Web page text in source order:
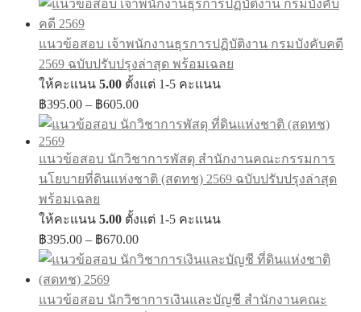
฿395.00
฿605.00
แนวข้อสอบ เจ้าพนักงานธุรการปฏิบัติงาน กรมบังคับคดี
2569 ฉบับปรับปรุงล่าสุด พร้อมเฉลย
ให้คะแนน 5.00 ตั้งแต่ 1-5 คะแนน
฿395.00 – ฿605.00Price
฿395.00
฿605.00
แนวข้อสอบ นักวิชาการพัสดุ สำนักงานคณะกรรมการ
นโยบายที่ดินแห่งชาติ (สดทช) 2569 ฉบับปรับปรุงล่าสุด
พร้อมเฉลย
ให้คะแนน 5.00 ตั้งแต่ 1-5 คะแนน
฿395.00 – ฿670.00Price
฿395.00
฿670.00
แนวข้อสอบ นักวิชาการเงินและบัญชี สำนักงานคณะ